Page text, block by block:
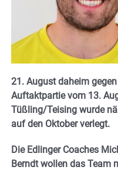
21. August daheim
Auftaktpartie vom 13.
Tüßling/Teising wurde
auf den Oktober verlegt.
Die Edlinger Coaches
Berndt wollen das Team